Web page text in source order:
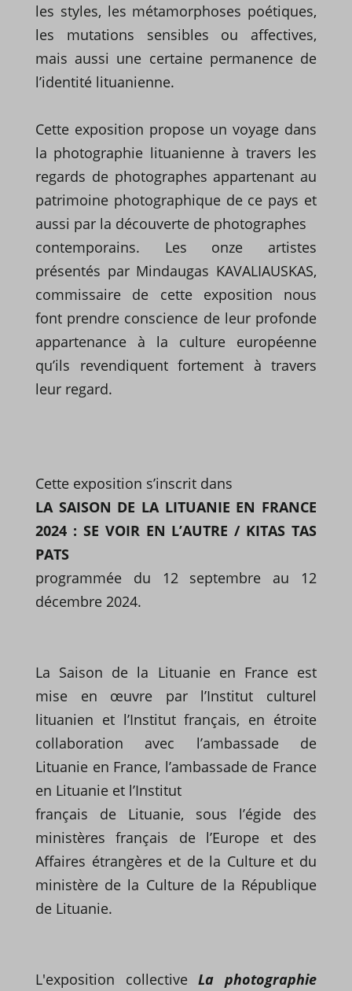
les styles, les métamorphoses poétiques,
les mutations sensibles ou affectives,
mais aussi une certaine permanence de
l’identité lituanienne.
Cette exposition propose un voyage dans
la photographie lituanienne à travers les
regards de photographes appartenant au
patrimoine photographique de ce pays et
aussi par la découverte de photographes
contemporains. Les onze artistes
présentés par Mindaugas KAVALIAUSKAS,
commissaire de cette exposition nous
font prendre conscience de leur profonde
appartenance à la culture européenne
qu’ils revendiquent fortement à travers
leur regard.
Cette exposition s’inscrit dans
LA SAISON DE LA LITUANIE EN FRANCE
2024 : SE VOIR EN L’AUTRE / KITAS TAS
PATS
programmée du 12 septembre au 12
décembre 2024.
La Saison de la Lituanie en France est
mise en œuvre par l’Institut culturel
lituanien et l’Institut français, en étroite
collaboration avec l’ambassade de
Lituanie en France, l’ambassade de France
en Lituanie et l’Institut
français de Lituanie, sous l’égide des
ministères français de l’Europe et des
Affaires étrangères et de la Culture et du
ministère de la Culture de la République
de Lituanie.
L'exposition collectiveLa photographie